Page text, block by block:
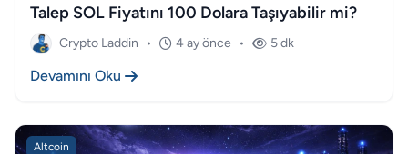
Talep SOL Fiyatını 100 Dolara Taşıyabilir mi?
Crypto Laddin • 4 ay önce • 5 dk
Devamını Oku
Altcoin